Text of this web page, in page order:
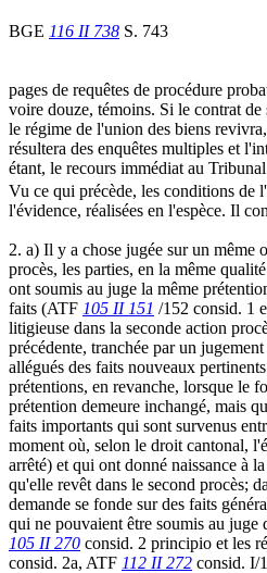
BGE 116 II 738 S. 743
pages de requêtes de procédure
voire douze, témoins. Si le contrat de
le régime de l'union des biens
résultera des enquêtes multiples et
étant, le recours immédiat au
Vu ce qui précède, les conditions de
l'évidence, réalisées en l'espèce. Il
2. a) Il y a chose jugée sur un même
procès, les parties, en la même
ont soumis au juge la même
faits (ATF 105 II 151 /152 consid. 1
litigieuse dans la seconde action
précédente, tranchée par un
allégués des faits nouveaux
prétentions, en revanche, lorsque le
prétention demeure inchangé, mais
faits importants qui sont survenus
moment où, selon le droit cantonal,
arrêté) et qui ont donné naissance à
qu'elle revêt dans le second procès;
demande se fonde sur des faits
qui ne pouvaient être soumis au juge
105 II 270 consid. 2 principio et les
consid. 2a, ATF 112 II 272 consid. I/